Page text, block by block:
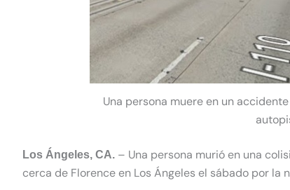
Una persona muere en un
Los Ángeles, CA. – Una persona murió en una
cerca de Florence en Los Ángeles el sábado por la